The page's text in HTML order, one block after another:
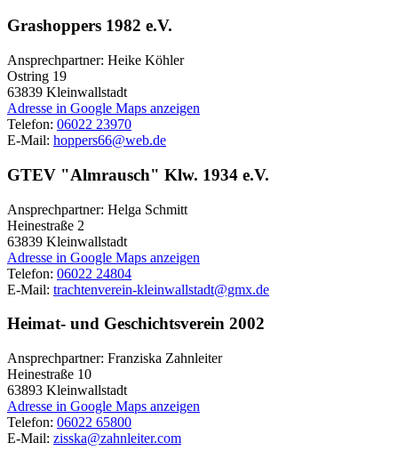
Grashoppers 1982 e.V.
Ansprechpartner: Heike Köhler
Ostring 19
63839 Kleinwallstadt
Adresse in Google Maps anzeigen
Telefon: 06022 23970
E-Mail: hoppers66@web.de
GTEV "Almrausch" Klw. 1934 e.V.
Ansprechpartner: Helga Schmitt
Heinestraße 2
63839 Kleinwallstadt
Adresse in Google Maps anzeigen
Telefon: 06022 24804
E-Mail: trachtenverein-kleinwallstadt@gmx.de
Heimat- und Geschichtsverein 2002
Ansprechpartner: Franziska Zahnleiter
Heinestraße 10
63893 Kleinwallstadt
Adresse in Google Maps anzeigen
Telefon: 06022 65800
E-Mail: zisska@zahnleiter.com